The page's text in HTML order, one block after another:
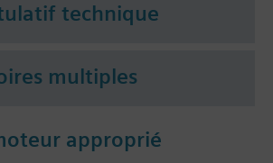
technique
multiples
approprié